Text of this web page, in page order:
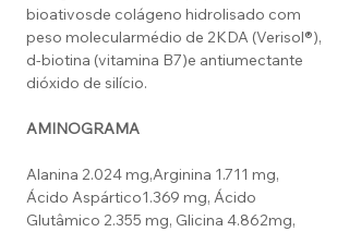
bioativosde colágeno hidrolisado com
peso molecularmédio de 2KDA (Verisol®),
d-biotina (vitamina B7)e antiumectante
dióxido de silício.
AMINOGRAMA
Alanina 2.024 mg,Arginina 1.711 mg,
Ácido Aspártico1.369 mg, Ácido
Glutâmico 2.355 mg, Glicina 4.862mg,